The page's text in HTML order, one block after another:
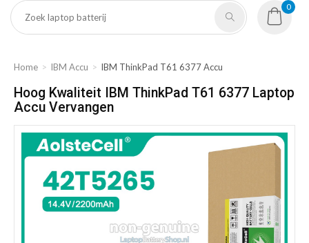
0
Home IBM Accu IBM ThinkPad T61 6377 Accu
Hoog Kwaliteit IBM ThinkPad T61 6377 Laptop
Accu Vervangen